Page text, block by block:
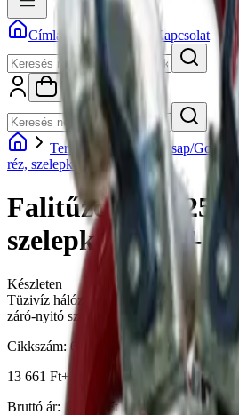
Címlap Rólunk Kapcsolat
Termékek Falitűzcsap/
réz, szelepkerekes T-1
Falitűzcsap D-25
szelepkerekes T-1
Készleten
Tüzivíz hálózatok vízvételi helyeire
záró-nyitó szerelvényként használatos
Cikkszám:60-0110-0025-00
13 661 Ft+ ÁFA
Bruttó ár: 17 350 Ft